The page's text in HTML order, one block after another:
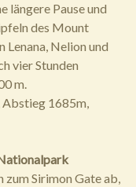
längere Pause und
des Mount
Lenana, Nelion und
vier Stunden
m.
Abstieg 1685m,
zum Sirimon Gate ab,